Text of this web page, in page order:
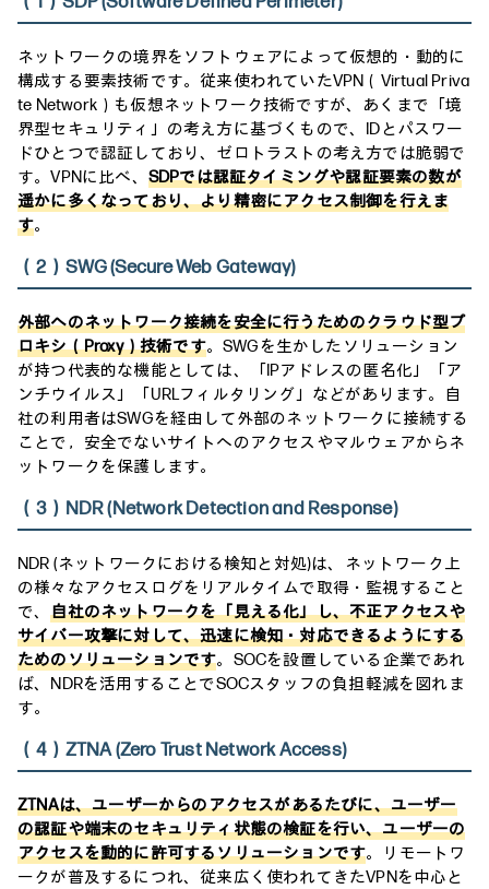
ネットワークの境界をソフトウェアによって仮想的・動的に
構成する要素技術です。従来使われていたVPN（Virtual Priva
te Network）も仮想ネットワーク技術ですが、あくまで「境
界型セキュリティ」の考え方に基づくもので、IDとパスワー
ドひとつで認証しており、ゼロトラストの考え方では脆弱で
す。VPNに比べ、 SDPでは認証タイミングや認証要素の数が
遥かに多くなっており、より精密にアクセス制御を行えま
す。
（2）SWG (Secure Web Gateway)
外部へのネットワーク接続を安全に行うためのクラウド型プ
ロキシ（Proxy）技術です。SWGを生かしたソリューション
が持つ代表的な機能としては、「IPアドレスの匿名化」「ア
ンチウイルス」「URLフィルタリング」などがあります。自
社の利用者はSWGを経由して外部のネットワークに接続する
ことで，安全でないサイトへのアクセスやマルウェアからネ
ットワークを保護します。
（3）NDR (Network Detection and Response)
NDR (ネットワークにおける検知と対処)は、ネットワーク上
の様々なアクセスログをリアルタイムで取得・監視すること
で、自社のネットワークを「見える化」し、不正アクセスや
サイバー攻撃に対して、迅速に検知・対応できるようにする
ためのソリューションです。SOCを設置している企業であれ
ば、NDRを活用することでSOCスタッフの負担軽減を図れま
す。
（4）ZTNA (Zero Trust Network Access)
ZTNAは、ユーザーからのアクセスがあるたびに、ユーザー
の認証や端末のセキュリティ状態の検証を行い、ユーザーの
アクセスを動的に許可するソリューションです。リモートワ
ークが普及するにつれ、従来広く使われてきたVPNを中心と